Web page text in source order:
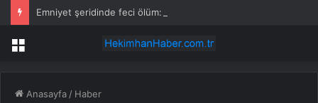
Menü
Anasayfa / Haber